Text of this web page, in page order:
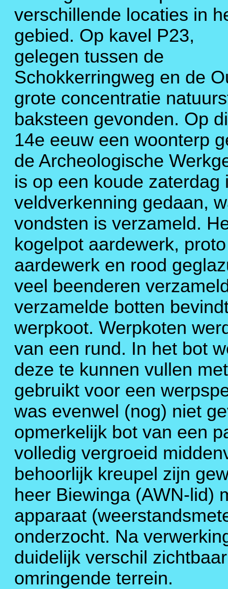
verschillende locaties in
gebied. Op kavel P23,
gelegen tussen de
Schokkerringweg en de
grote concentratie
baksteen gevonden. Op
14e eeuw een woonterp
de Archeologische
is op een koude
veldverkenning gedaan,
vondsten is verzameld.
kogelpot aardewerk,
aardewerk en rood
veel beenderen
verzamelde botten
werpkoot. Werpkoten
van een rund. In het bot
deze te kunnen vullen
gebruikt voor een
was evenwel (nog) niet
opmerkelijk bot van een
volledig vergroeid
behoorlijk kreupel zijn
heer Biewinga (AWN-lid)
apparaat
onderzocht. Na
duidelijk verschil
omringende terrein.